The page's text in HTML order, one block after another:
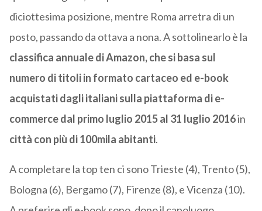
diciottesima posizione, mentre Roma arretra di un
posto, passando da ottava a nona. A sottolinearlo è la
classifica annuale di Amazon, che si basa sul
numero di titoli in formato cartaceo ed e-book
acquistati dagli italiani sulla piattaforma di e-
commerce dal primo luglio 2015 al 31 luglio 2016in
città con più di 100mila abitanti.
A completare la top ten ci sono Trieste (4), Trento (5),
Bologna (6), Bergamo (7), Firenze (8), e Vicenza (10).